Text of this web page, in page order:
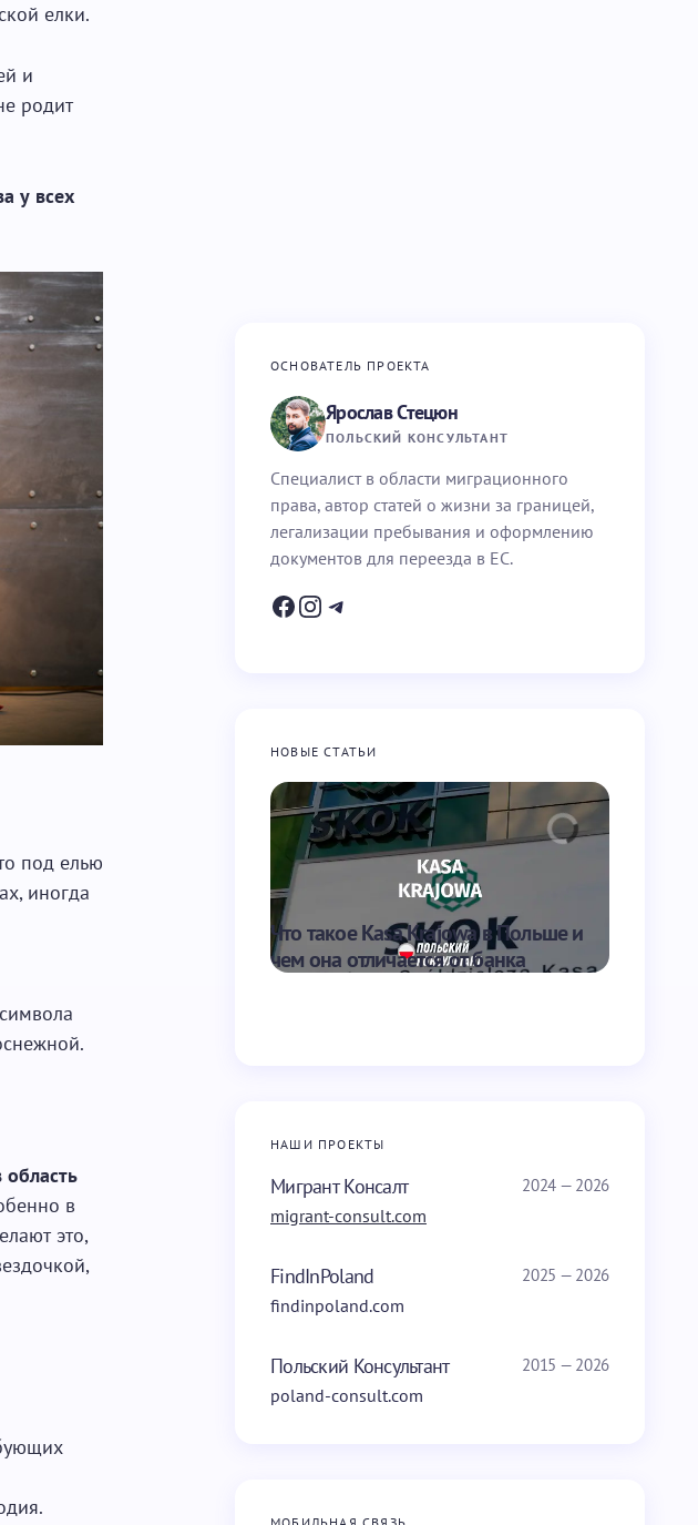
елки.
и
родит
у всех
под елью
иногда
в
это,
ОСНОВАТЕЛЬ ПРОЕКТА
Ярослав Стецюн
ПОЛЬСКИЙ КОНСУЛЬТАНТ
Специалист в области миграционного
права, автор статей о жизни за границей,
легализации пребывания и оформлению
документов для переезда в ЕС.
НОВЫЕ СТАТЬИ
Что такое Kasa Krajowa в Польше и
чем она отличается от банка
НАШИ ПРОЕКТЫ
Мигрант Консалт 2024 — 2026
migrant-consult.com
FindInPoland 2025 — 2026
findinpoland.com
Польский Консультант 2015 — 2026
poland-consult.com